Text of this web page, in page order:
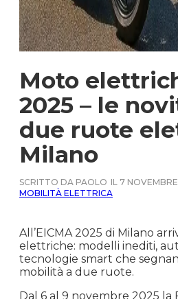
Moto
2025 – le
due ruote
Milano
SCRITTO DA PAOLO IL 7
MOBILITÀ ELETTRICA
All’EICMA 2025 di Milano
elettriche: modelli inediti,
tecnologie smart che
mobilità a due ruote.
Dal 6 al 9 novembre 2025 la